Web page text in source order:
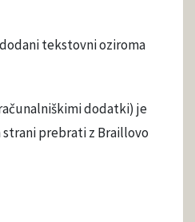
tekstovni oziroma
dodatki) je
prebrati z Braillovo